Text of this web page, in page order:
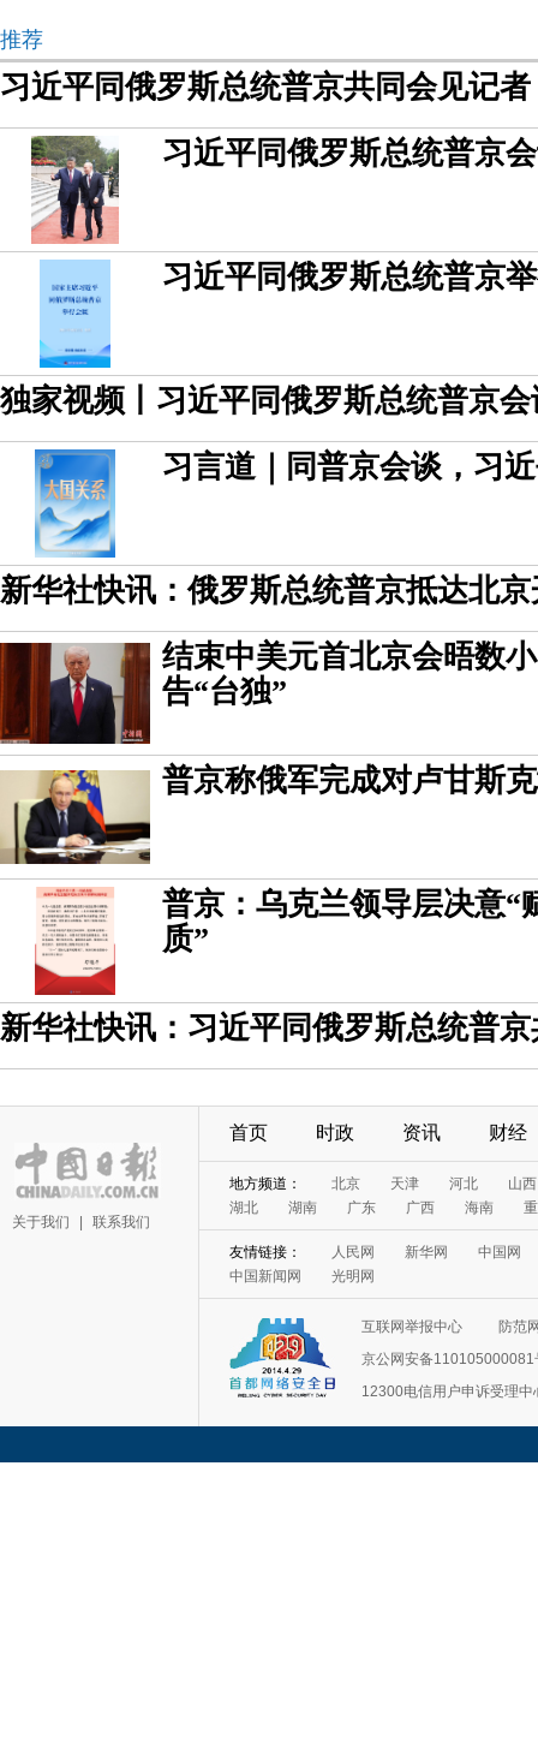
推荐
习近平同俄罗斯总统普京共同会见记者
习近平同俄罗斯总统普京
习近平同俄罗斯总统普京
独家视频丨习近平同俄罗斯总统普京会
习言道｜同普京会谈，习
新华社快讯：俄罗斯总统普京抵达北
结束中美元首北京会晤数
告“台独”
普京称俄军完成对卢甘斯
普京：乌克兰领导层决意“
质”
新华社快讯：习近平同俄罗斯总统普
关于我们 联系我们
首页 时政 资讯 财经
地方频道： 北京 天津 河北
山西
湖北
湖南 广东 广西 海南
友情链接： 人民网 新华网
中国网
中国新闻网
光明网
互联网举报中心
防范
京公网安备110105000081
12300电信用户申诉受理中